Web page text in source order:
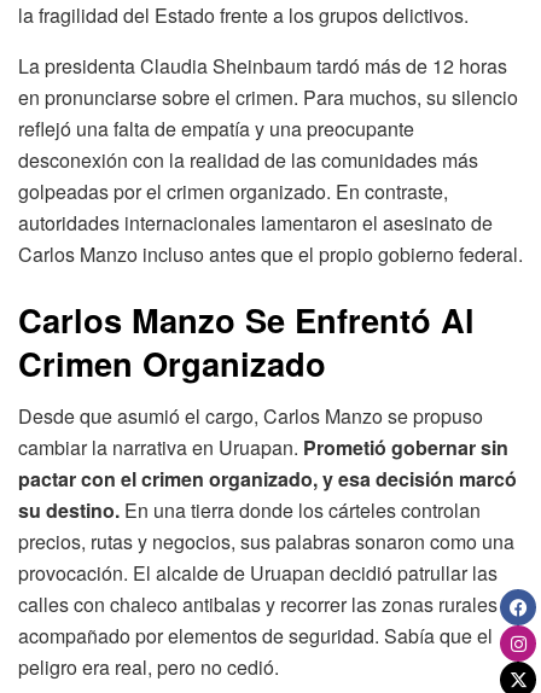
la fragilidad del Estado frente a los grupos delictivos.
La presidenta Claudia Sheinbaum tardó más de 12 horas
en pronunciarse sobre el crimen. Para muchos, su silencio
reflejó una falta de empatía y una preocupante
desconexión con la realidad de las comunidades más
golpeadas por el crimen organizado. En contraste,
autoridades internacionales lamentaron el asesinato de
Carlos Manzo incluso antes que el propio gobierno federal.
Carlos Manzo Se Enfrentó Al
Crimen Organizado
Desde que asumió el cargo, Carlos Manzo se propuso
cambiar la narrativa en Uruapan. Prometió gobernar sin
pactar con el crimen organizado, y esa decisión marcó
su destino. En una tierra donde los cárteles controlan
precios, rutas y negocios, sus palabras sonaron como una
provocación. El alcalde de Uruapan decidió patrullar las
calles con chaleco antibalas y recorrer las zonas rurales
acompañado por elementos de seguridad. Sabía que el
peligro era real, pero no cedió.